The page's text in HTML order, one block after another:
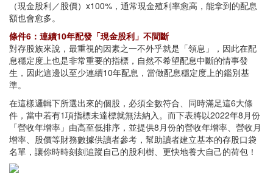
（現金股利／股價）x100%，通常現金殖利率愈高，能拿到的配息
額也會愈多。
條件6：連續10年配發「現金股利」不間斷
對存股族來說，最重視的因素之一不外乎就是「領息」，因此在配
息穩定度上也是非常重要的指標，自然不希望配息中斷的情事發
生，因此這邊以至少連續10年配息，當做配息穩定度上的鑑別基
準。
在這樣邏輯下所選出來的個股，必須全數符合、同時滿足這6大條
件，當中若有1項指標未達標就無法納入。而下表將以2022年8月份
「營收年增率」由高至低排序，並提供8月份的營收年增率、營收月
增率、股價等財務數據供讀者參考，幫助讀者建立基本的存股口袋
名單，讓你時時刻刻追蹤自己的股利樹、更快地養大自己的荷包！